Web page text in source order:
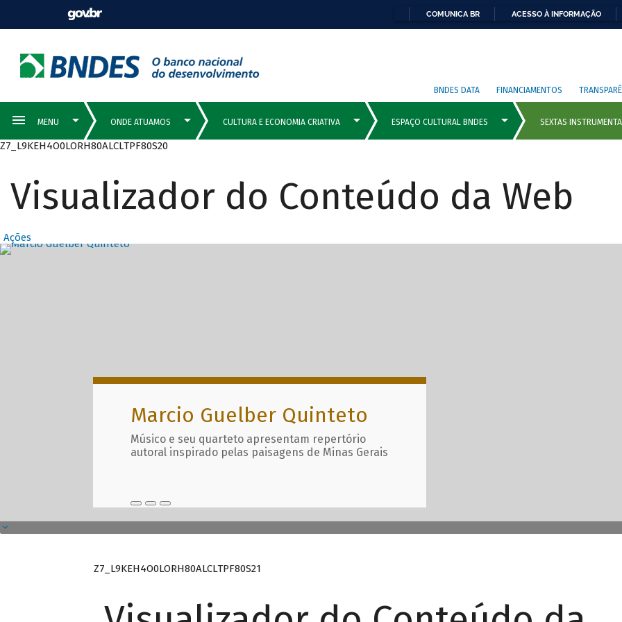
COMUNICA BR ACESSO À INFORMAÇÃO
BNDES DATA FINANCIAMENTOS
Z7_L9KEH4O0LORH80ALCLTPF80S20
Visualizador do Conteúdo da Web
Ações
Destaques Principais com
Marcio Guelber Quinteto
Músico e seu quarteto apresentam repertório
autoral inspirado pelas paisagens de Minas Gerais
Z7_L9KEH4O0LORH80ALCLTPF80S21